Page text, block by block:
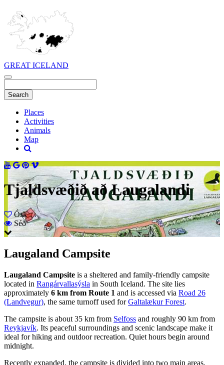
GREAT ICELAND
Places
Activities
Animals
Map
Tjaldsvæðið að Laugalandi
Ósk
Séð
Laugaland Campsite
Laugaland Campsite is a sheltered and family-friendly campsite
located in Rangárvallasýsla in South Iceland. The site lies
approximately 6 km from Route 1 and is accessed via Road 26
(Landvegur), the same turnoff used forGaltalækur Forest.
The campsite is about 35 km from Selfoss and roughly 90 km from
Reykjavík. Its peaceful surroundings and scenic landscape make it
ideal for hiking and outdoor recreation. Quiet hours begin around
midnight.
Recently expanded, the campsite is divided into two main areas.